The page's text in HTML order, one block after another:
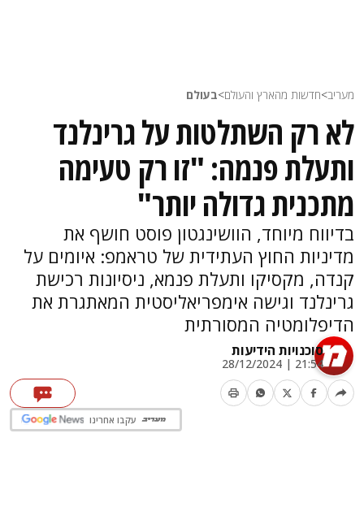
מעריב>חדשות מהארץ והעולם>בעולם
לא רק השתלטות על גרינלנד
ותעלת פנמה: "זו רק טעימה
מתכנית גדולה יותר"
בדיווח מיוחד, הוושינגטון פוסט חושף את
מדיניות החוץ העתידית של טראמפ: איומים על
קנדה, מקסיקו ותעלת פנמא, ניסיונות רכישת
גרינלנד וגישה אימפריאליסטית המאתגרת את
הדיפלומטיה המסורתית
סוכנויות הידיעות
21:54 | 28/12/2024
עקבו אחרינו